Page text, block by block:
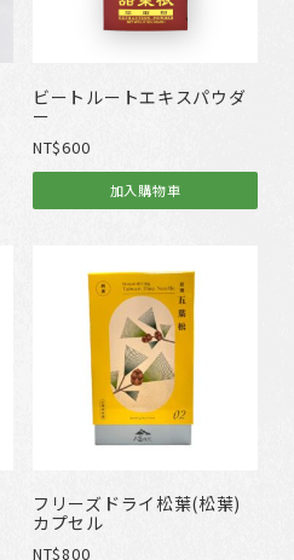
ビートルートエキスパウダ
ー
NT$600
加入購物車
フリーズドライ松葉(松葉)
カプセル
NT$800